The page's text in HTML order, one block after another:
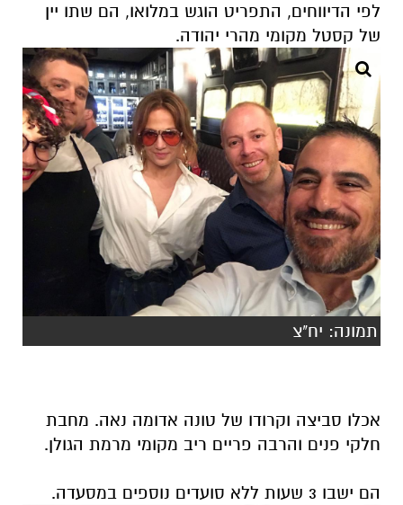
לפי הדיווחים, התפריט הוגש במלואו, הם שתו יין
של קסטל מקומי מהרי יהודה.
תמונה: יח"צ
אכלו סביצה וקרודו של טונה אדומה נאה. מחבת
חלקי פנים והרבה פריים ריב מקומי מרמת הגולן.
הם ישבו 3 שעות ללא סועדים נוספים במסעדה.